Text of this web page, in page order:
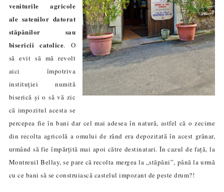
veniturile agricole
ale satenilor datorat
stăpânilor sau
bisericii catolice. O
să evit să mă revolt
aici împotriva
instituției numită
biserică și o să vă zic
că impozitul acesta se
percepea fie în bani dar cel mai adesea în natură, astfel că o zecime
din recolta agricolă a omului de rând era depozitată în acest grânar,
urmând să fie împărțită mai apoi către destinatari. În cazul de față, la
Montreuil Bellay, se pare că recolta mergea la „stăpâni”, până la urmă
cu ce bani să se construiască castelul impozant de peste drum?!